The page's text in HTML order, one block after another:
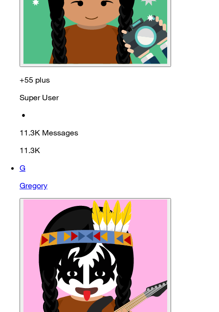
+55 plus
Super User
•
11.3K Messages
11.3K
G
Gregory